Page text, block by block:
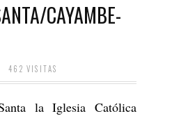
CAYAMBE-
462 VISITAS
la Iglesia Católica